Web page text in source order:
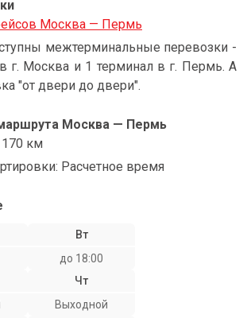
Москва — Пермь
межтерминальные перевозки -
г. Москва и 1 терминал в г. Пермь. А
"от двери до двери".
Москва — Пермь
км
Расчетное время
Вт
до 18:00
Чт
Выходной